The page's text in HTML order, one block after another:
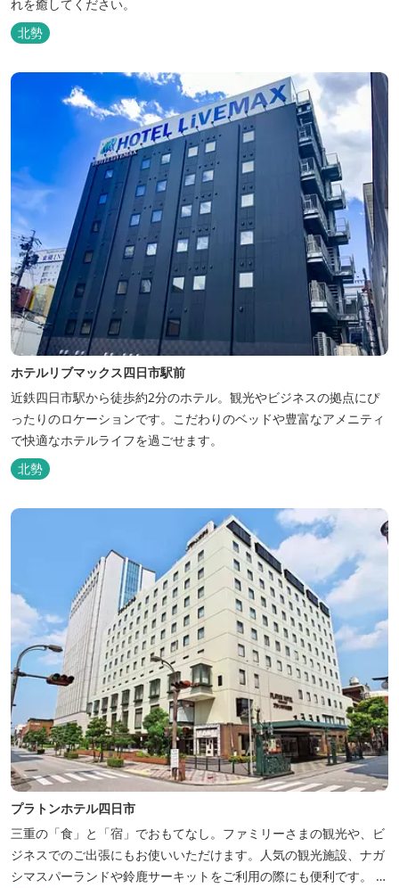
れを癒してください。
北勢
ホテルリブマックス四日市駅前
近鉄四日市駅から徒歩約2分のホテル。観光やビジネスの拠点にぴ
ったりのロケーションです。こだわりのベッドや豊富なアメニティ
で快適なホテルライフを過ごせます。
北勢
プラトンホテル四日市
三重の「食」と「宿」でおもてなし。ファミリーさまの観光や、ビ
ジネスでのご出張にもお使いいただけます。人気の観光施設、ナガ
シマスパーランドや鈴鹿サーキットをご利用の際にも便利です。 和